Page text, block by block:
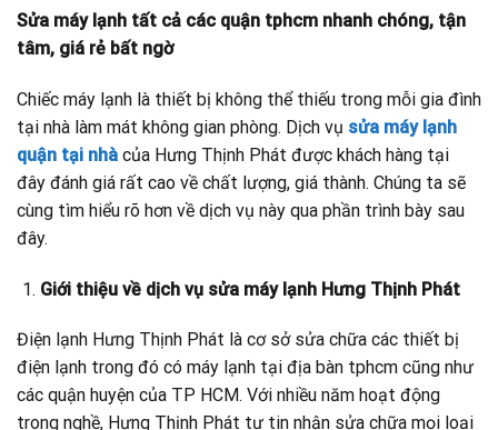
Sửa máy lạnh tất cả các quận tphcm nhanh chóng, tận
tâm, giá rẻ bất ngờ
Chiếc máy lạnh là thiết bị không thể thiếu trong mỗi gia đình
tại nhà làm mát không gian phòng. Dịch vụ sửa máy lạnh
quận tại nhà của Hưng Thịnh Phát được khách hàng tại
đây đánh giá rất cao về chất lượng, giá thành. Chúng ta sẽ
cùng tìm hiểu rõ hơn về dịch vụ này qua phần trình bày sau
đây.
Giới thiệu về dịch vụ sửa máy lạnh Hưng Thịnh Phát
Điện lạnh Hưng Thịnh Phát là cơ sở sửa chữa các thiết bị
điện lạnh trong đó có máy lạnh tại địa bàn tphcm cũng như
các quận huyện của TP HCM. Với nhiều năm hoạt động
trong nghề, Hưng Thịnh Phát tự tin nhận sửa chữa mọi loại